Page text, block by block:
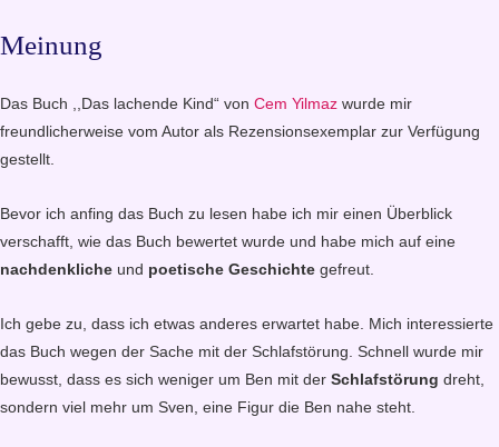
Meinung
Das Buch ,,Das lachende Kind“ von Cem Yilmaz wurde mir
freundlicherweise vom Autor als Rezensionsexemplar zur Verfügung
gestellt.
Bevor ich anfing das Buch zu lesen habe ich mir einen Überblick
verschafft, wie das Buch bewertet wurde und habe mich auf eine
nachdenkliche und poetische Geschichte gefreut.
Ich gebe zu, dass ich etwas anderes erwartet habe. Mich interessierte
das Buch wegen der Sache mit der Schlafstörung. Schnell wurde mir
bewusst, dass es sich weniger um Ben mit der Schlafstörung dreht,
sondern viel mehr um Sven, eine Figur die Ben nahe steht.